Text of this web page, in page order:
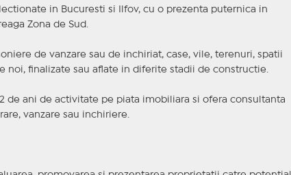
in Bucuresti si Ilfov, cu o prezenta puternica in
Zona de Sud.
de vanzare sau de inchiriat, case, vile, terenuri, spatii
finalizate sau aflate in diferite stadii de constructie.
de ani de activitate pe piata imobiliara si ofera consultanta
vanzare sau inchiriere.